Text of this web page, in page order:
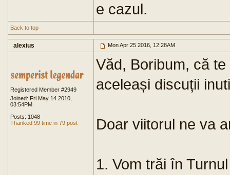
e cazul.
Back to top
alexius Mon Apr 25 2016, 12:28AM
Registered Member #2949
Joined: Fri May 14 2010,
03:54PM
Posts: 1048
Thanked 99 time in 79 post
Văd, Boribum, că
aceleași discuții
Doar viitorul ne va
1. Vom trăi în